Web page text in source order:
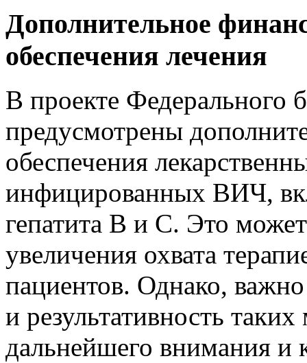
Дополнительное
обеспечения лечения
В проекте
предусмотрены
обеспечения
инфицированных ВИЧ,
гепатита B и C. Это
увеличения охвата
пациентов. Однако,
и результативность
дальнейшего внимания и